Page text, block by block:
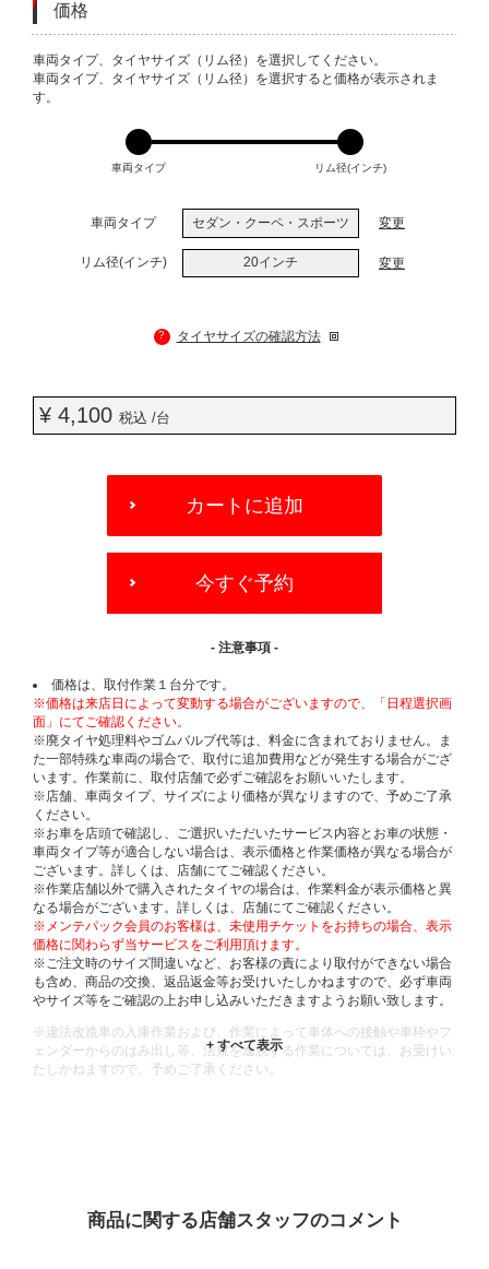
価格
VARIATIONS
車両タイプ、タイヤサイズ（リム径）を選択してください。
車両タイプ、タイヤサイズ（リム径）を選択すると価格が表示されま
す。
車両タイプ リム径(インチ)
車両タイプ セダン・クーペ・スポーツ 変更
リム径(インチ) 20インチ 変更
? タイヤサイズの確認方法
¥ 4,100 税込 /台
OPTIONS
カートに追加
今すぐ予約
- 注意事項 -
価格は、取付作業１台分です。
※価格は来店日によって変動する場合がございますので、「日程選択画
面」にてご確認ください。
※廃タイヤ処理料やゴムバルブ代等は、料金に含まれておりません。ま
た一部特殊な車両の場合で、取付に追加費用などが発生する場合がござ
います。作業前に、取付店舗で必ずご確認をお願いいたします。
※店舗、車両タイプ、サイズにより価格が異なりますので、予めご了承
ください。
※お車を店頭で確認し、ご選択いただいたサービス内容とお車の状態・
車両タイプ等が適合しない場合は、表示価格と作業価格が異なる場合が
ございます。詳しくは、店舗にてご確認ください。
※作業店舗以外で購入されたタイヤの場合は、作業料金が表示価格と異
なる場合がございます。詳しくは、店舗にてご確認ください。
※メンテパック会員のお客様は、未使用チケットをお持ちの場合、表示
価格に関わらず当サービスをご利用頂けます。
※ご注文時のサイズ間違いなど、お客様の責により取付ができない場合
も含め、商品の交換、返品返金等お受けいたしかねますので、必ず車両
やサイズ等をご確認の上お申し込みいただきますようお願い致します。
※違法改造車の入庫作業および、作業によって車体への接触や車枠やフ
ェンダーからのはみ出し等、法規を逸脱する作業については、お受けい
たしかねますので、予めご了承ください。
商品に関する店舗スタッフのコメント